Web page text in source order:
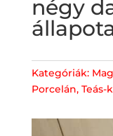
négy
Kategóriák:
Porcelán, Teás-